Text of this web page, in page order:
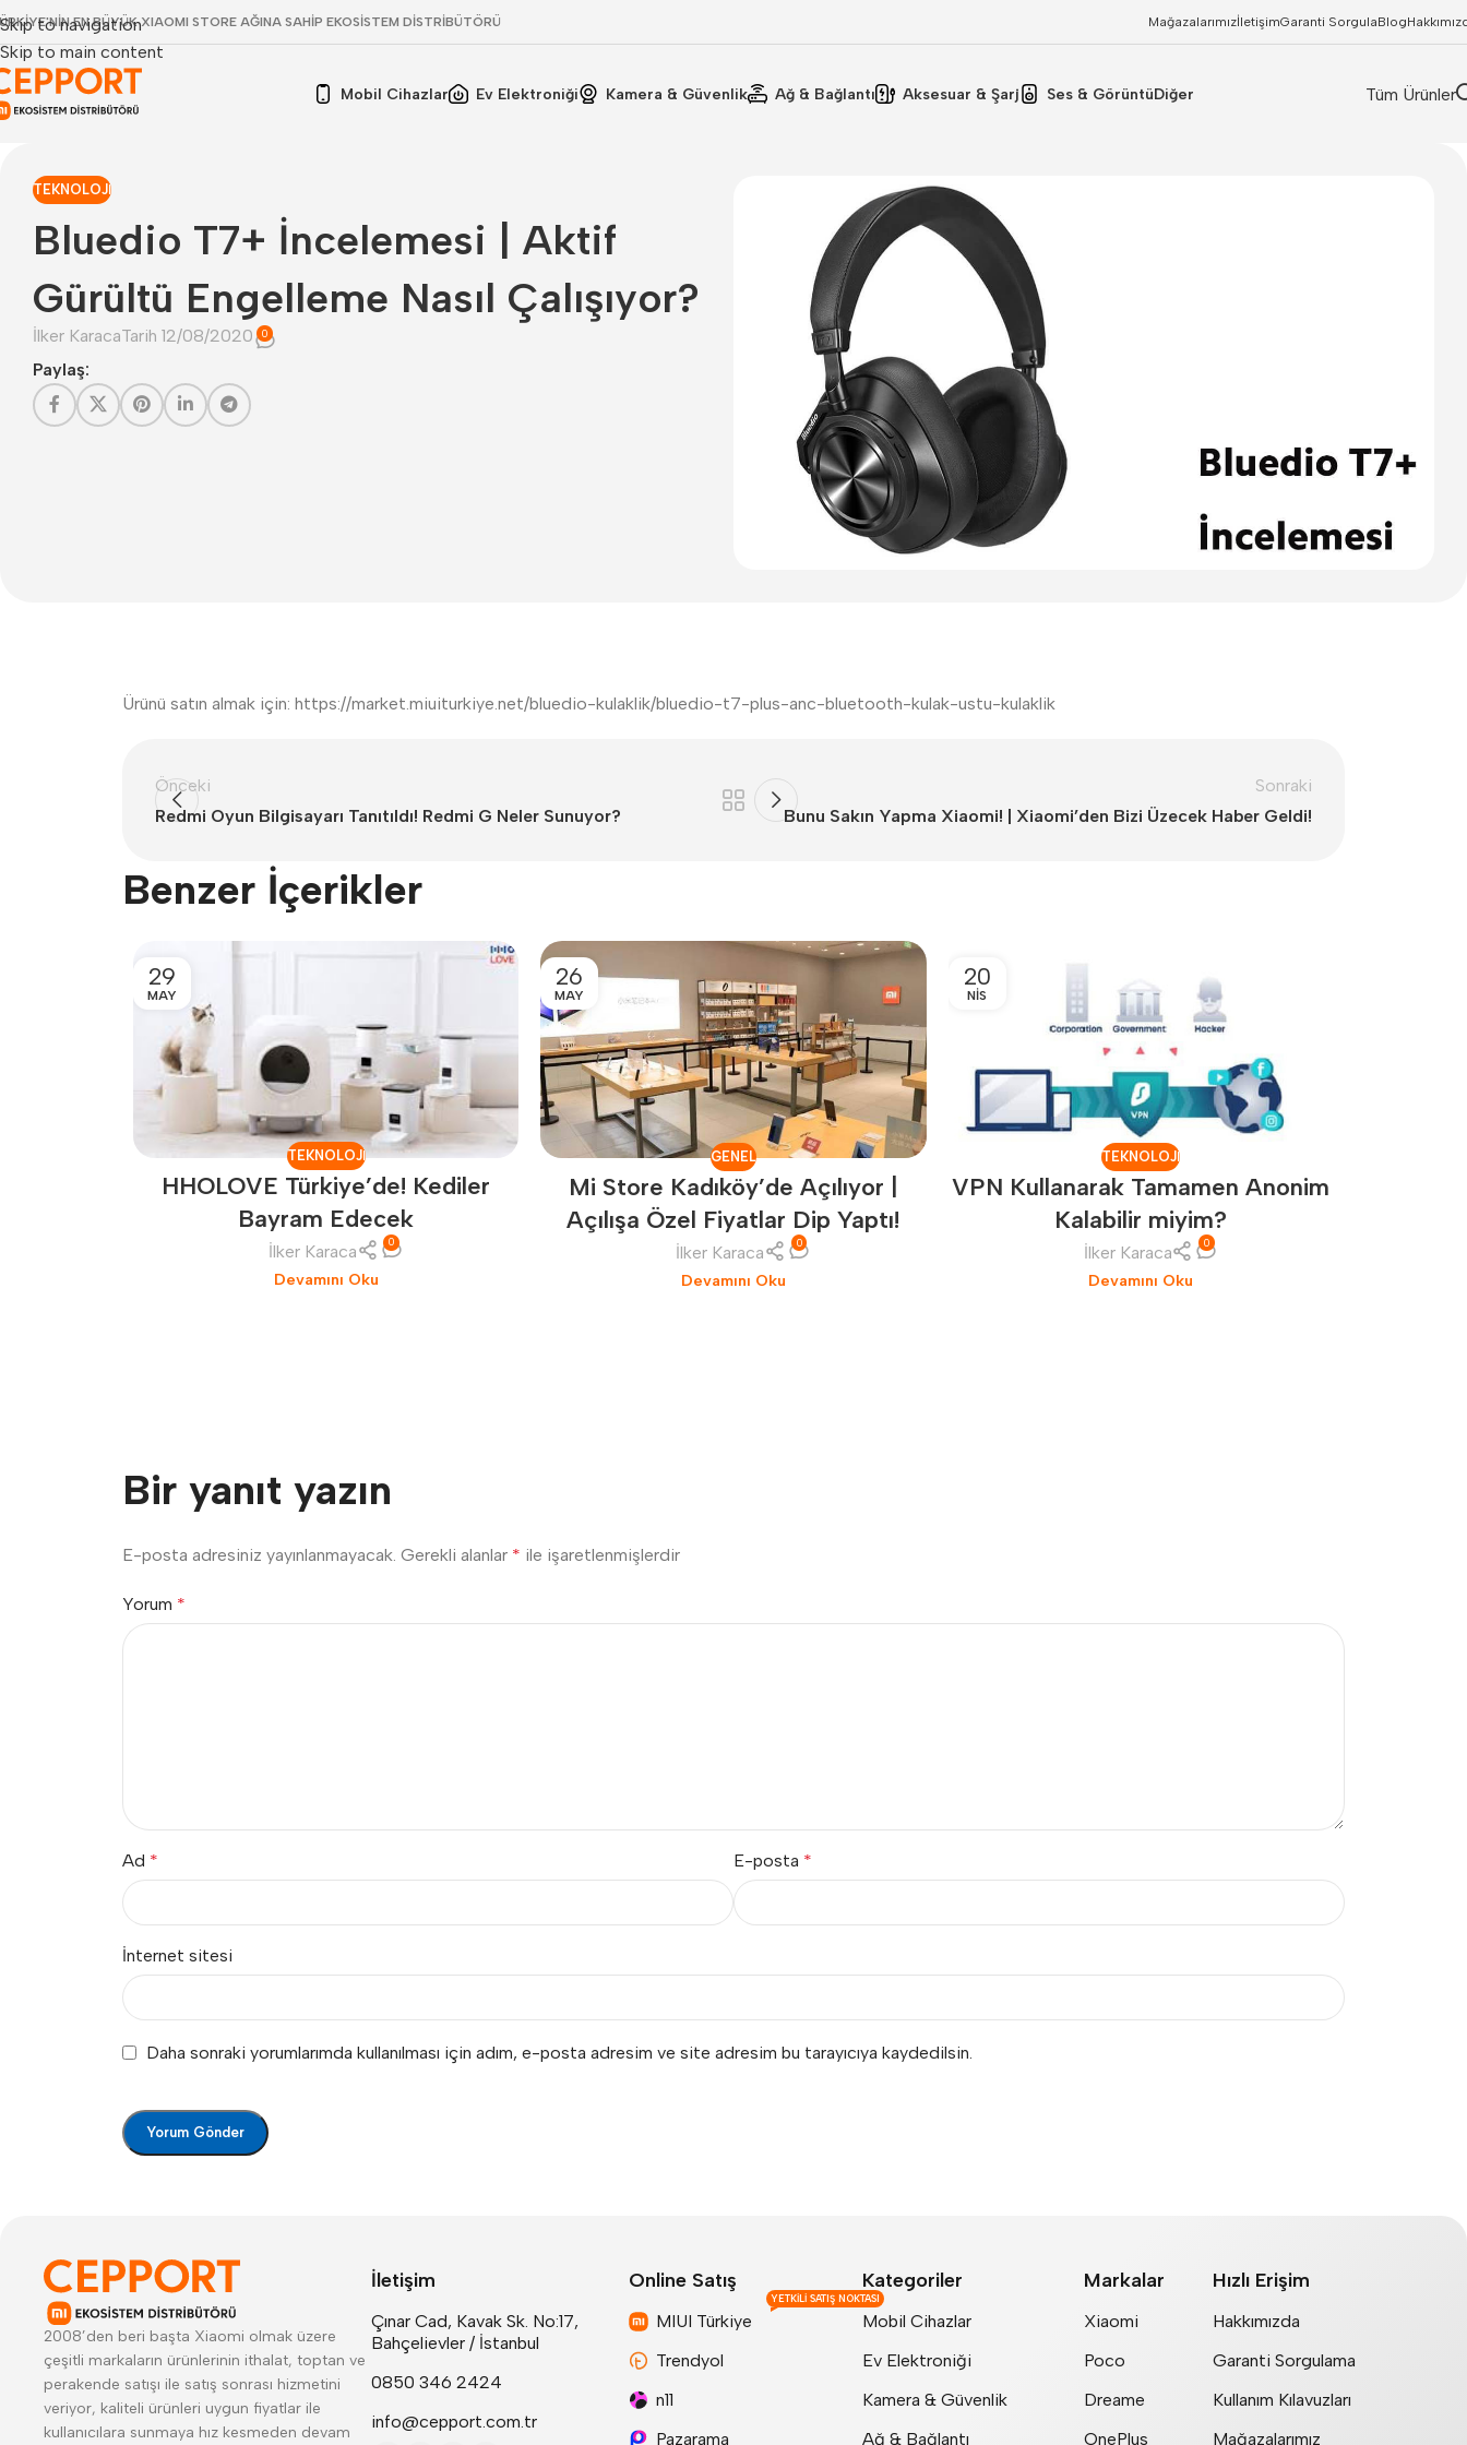
Skip to navigation
Skip to main content
EN BÜYÜK XIAOMI STORE AĞINA SAHİP EKOSİSTEM DİSTRİBÜTÖRÜ MağazalarımızİletişimGaranti SorgulaBlog
Mobil Cihazlar Ev Elektroniği Kamera & Güvenlik Ağ & Bağlantı Aksesuar & Şarj Ses & GörüntüDiğer Tüm Ürünler
TEKNOLOJI
Bluedio T7+ İncelemesi | Aktif
Gürültü Engelleme Nasıl Çalışıyor?
İlker KaracaTarih 12/08/2020 0
Paylaş:
Ürünü satın almak için: https://market.miuiturkiye.net/bluedio-kulaklik/bluedio-t7-plus-anc-bluetooth-kulak-ustu-kulaklik
Önceki
Redmi Oyun Bilgisayarı Tanıtıldı! Redmi G Neler Sunuyor?
Sonraki
Bunu Sakın Yapma Xiaomi! | Xiaomi’den Bizi Üzecek Haber Geldi!
Benzer İçerikler
29
MAY
TEKNOLOJI
HHOLOVE Türkiye’de! Kediler
Bayram Edecek
İlker Karaca 0
Devamını Oku
26
MAY
GENEL
Mi Store Kadıköy’de Açılıyor |
Açılışa Özel Fiyatlar Dip Yaptı!
İlker Karaca 0
Devamını Oku
20
NIS
TEKNOLOJI
VPN Kullanarak Tamamen Anonim
Kalabilir miyim?
İlker Karaca 0
Devamını Oku
Bir yanıt yazın
E-posta adresiniz yayınlanmayacak. Gerekli alanlar * ile işaretlenmişlerdir
Yorum *
Ad * E-posta *
İnternet sitesi
Daha sonraki yorumlarımda kullanılması için adım, e-posta adresim ve site adresim bu tarayıcıya kaydedilsin.
2008’den beri başta Xiaomi olmak üzere
çeşitli markaların ürünlerinin ithalat, toptan ve
perakende satışı ile satış sonrası hizmetini
veriyor, kaliteli ürünleri uygun fiyatlar ile
kullanıcılara sunmaya hız kesmeden devam
İletişim
Çınar Cad, Kavak Sk. No:17,
Bahçelievler / İstanbul
0850 346 2424
info@cepport.com.tr
Online Satış
MIUI Türkiye
YETKILI SATIŞ NOKTASI
Trendyol
n11
Pazarama
Kategoriler
Mobil Cihazlar
Ev Elektroniği
Kamera & Güvenlik
Ağ & Bağlantı
Markalar
Xiaomi
Poco
Dreame
OnePlus
Hızlı Erişim
Hakkımızda
Garanti Sorgulama
Kullanım Kılavuzları
Mağazalarımız